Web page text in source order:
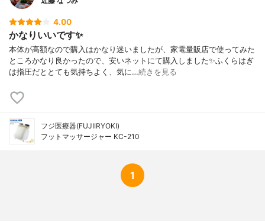
4.00
かなりいいです✨
本体が高額なので購入はかなり迷いましたが、家電量販店で使ってみた
ところかなり良かったので、安いネットにて購入しました✨ふくらはぎ
は指圧だととても気持ちよく、気に…続きを見る
フジ医療器(FUJIIRYOKI)
フットマッサージャー KC-210
1